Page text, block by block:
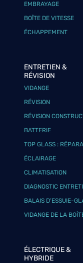
EMBRAYAGE
BOÎTE DE VITESSE
ÉCHAPPEMENT
ENTRETIEN &
RÉVISION
VIDANGE
RÉVISION
RÉVISION
BATTERIE
TOP GLASS :
ÉCLAIRAGE
CLIMATISATION
DIAGNOSTIC
BALAIS D’ESSUIE-
VIDANGE DE LA
ÉLECTRIQUE &
HYBRIDE